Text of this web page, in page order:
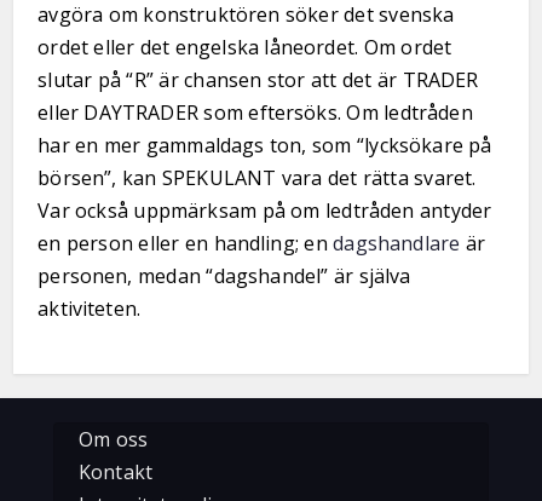
avgöra om konstruktören söker det svenska
ordet eller det engelska låneordet. Om ordet
slutar på “R” är chansen stor att det är TRADER
eller DAYTRADER som eftersöks. Om ledtråden
har en mer gammaldags ton, som “lycksökare på
börsen”, kan SPEKULANT vara det rätta svaret.
Var också uppmärksam på om ledtråden antyder
en person eller en handling; endagshandlare är
personen, medan “dagshandel” är själva
aktiviteten.
Om oss
Kontakt